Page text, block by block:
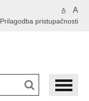
A A
Prilagodba pristupačnosti